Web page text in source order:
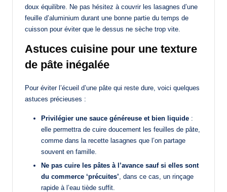
doux équilibre. Ne pas hésitez à couvrir les lasagnes d’une
feuille d’aluminium durant une bonne partie du temps de
cuisson pour éviter que le dessus ne sèche trop vite.
Astuces cuisine pour une texture
de pâte inégalée
Pour éviter l’écueil d’une pâte qui reste dure, voici quelques
astuces précieuses :
Privilégier une sauce généreuse et bien liquide :
elle permettra de cuire doucement les feuilles de pâte,
comme dans la recette lasagnes que l’on partage
souvent en famille.
Ne pas cuire les pâtes à l’avance sauf si elles sont
du commerce ‘précuites’ , dans ce cas, un rinçage
rapide à l’eau tiède suffit.